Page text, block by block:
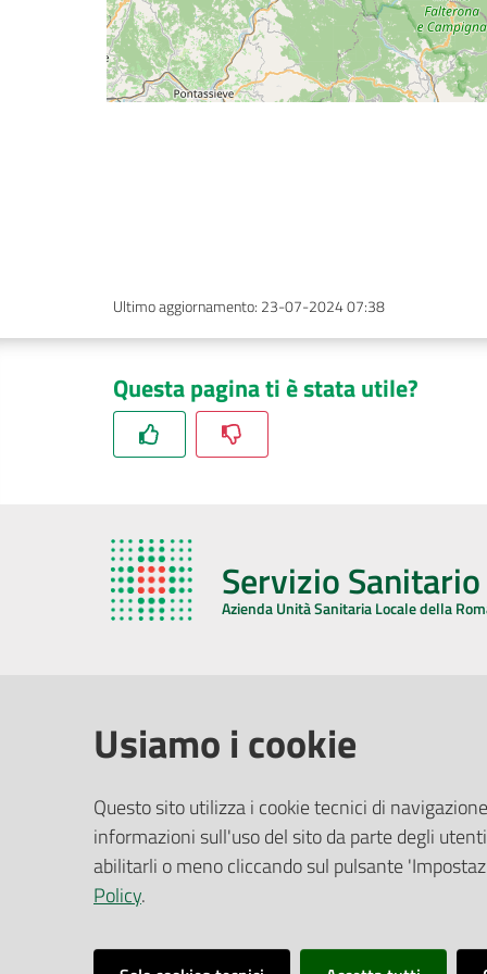
Ultimo aggiornamento: 23-07-2024 07:38
Questa pagina ti è stata utile?
Servizio
Azienda Unità Sanitaria Locale della
Via De Gasperi, 8 - 48121 Ravenna (RA)
CF/P.IVA:02483810392
PEC:
azienda@pec.auslromagna.it
Ufficio
Usiamo i cookie
Questo sito utilizza i cookie tecnici di
informazioni sull'uso del sito da parte degli
abilitarli o meno cliccando sul pulsante
Policy.